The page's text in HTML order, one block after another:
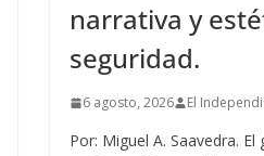
narrativa y
seguridad.
6 agosto, 2026 El
Por: Miguel A. Saavedra. El